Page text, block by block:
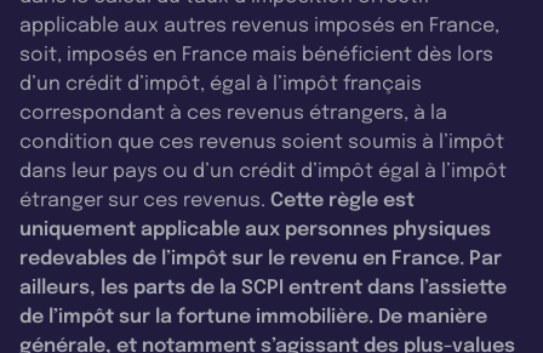
applicable aux autres revenus imposés en France,
soit, imposés en France mais bénéficient dès lors
d’un crédit d’impôt, égal à l’impôt français
correspondant à ces revenus étrangers, à la
condition que ces revenus soient soumis à l’impôt
dans leur pays ou d’un crédit d’impôt égal à l’impôt
étranger sur ces revenus. Cette règle est
uniquement applicable aux personnes physiques
redevables de l’impôt sur le revenu en France. Par
ailleurs, les parts de la SCPI entrent dans l’assiette
de l’impôt sur la fortune immobilière. De manière
générale, et notamment s’agissant des plus-values